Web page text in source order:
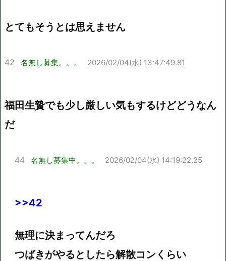
とてもそうとは思えません
42 名無し募集。。。 2026/02/04(水) 13:47:49.81
福田生贄でも少し厳しい気もするけどどうなん
だ
44 名無し募集中。。。 2026/02/04(水) 14:19:22.25
>>42
無理に決まってんだろ
つばきがやるとしたら解散コンくらい